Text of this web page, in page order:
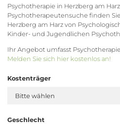
Psychotherapie in Herzberg am
Psychotherapeutensuche finden Sie
Herzberg am Harz von
Kinder- und Jugendlichen
Ihr Angebot umfasst
Melden Sie sich hier kostenlos an!
Kostenträger
Geschlecht